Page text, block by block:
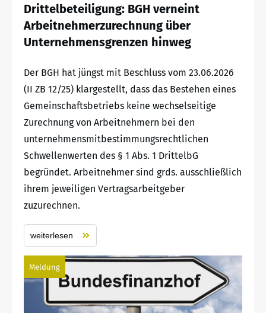
Drittelbeteiligung: BGH verneint
Arbeitnehmerzurechnung über
Unternehmensgrenzen hinweg
Der BGH hat jüngst mit Beschluss vom 23.06.2026
(II ZB 12/25) klargestellt, dass das Bestehen eines
Gemeinschaftsbetriebs keine wechselseitige
Zurechnung von Arbeitnehmern bei den
unternehmensmitbestimmungsrechtlichen
Schwellenwerten des § 1 Abs. 1 DrittelbG
begründet. Arbeitnehmer sind grds. ausschließlich
ihrem jeweiligen Vertragsarbeitgeber
zuzurechnen.
weiterlesen
Meldung